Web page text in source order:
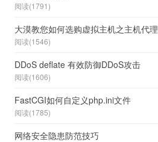
阅读(1791)
大漠教您如何选购虚拟主机之主机代理
阅读(1546)
DDoS deflate 有效防御DDoS攻击
阅读(1606)
FastCGI如何自定义php.ini文件
阅读(1785)
网络安全隐患防范技巧